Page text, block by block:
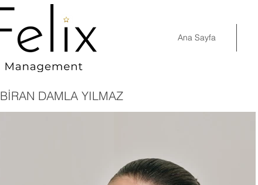
Ana Sayfa
BİRAN DAMLA YILMAZ